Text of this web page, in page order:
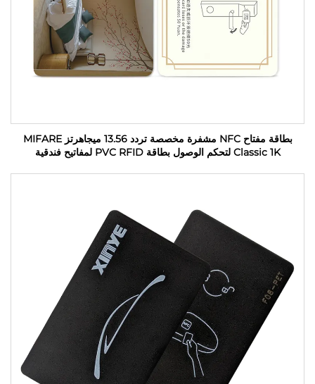
بطاقة مفتاح NFC مشفرة مخصصة تردد 13.56 ميجاهرتز MIFARE
Classic 1K لتحكم الوصول بطاقة PVC RFID لمفاتيح فندقية